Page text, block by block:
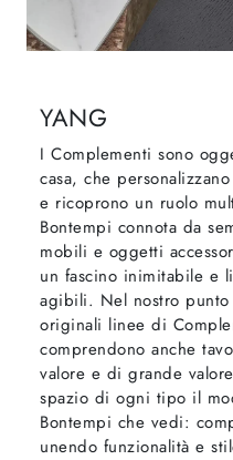
YANG
I Complementi sono
casa, che
e ricoprono un ruolo
Bontempi connota da
mobili e oggetti
un fascino inimitabile e
agibili. Nel nostro
originali linee di
comprendono anche
valore e di grande
spazio di ogni tipo il
Bontempi che vedi:
unendo funzionalità e